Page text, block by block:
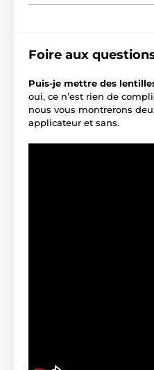
Foire aux
Puis-je mettre des
oui, ce n’est rien de
nous vous montrerons
applicateur et sans.